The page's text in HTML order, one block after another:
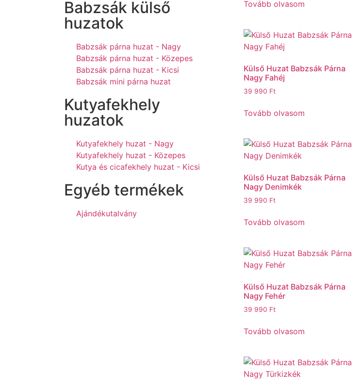
Babzsák külső
huzatok
Babzsák párna huzat - Nagy
Babzsák párna huzat - Közepes
Babzsák párna huzat - Kicsi
Babzsák mini párna huzat
Kutyafekhely
huzatok
Kutyafekhely huzat - Nagy
Kutyafekhely huzat - Közepes
Kutya és cicafekhely huzat - Kicsi
Egyéb termékek
Ajándékutalvány
Tovább olvasom
Külső Huzat Babzsák Párna
Nagy Fahéj
39 990 Ft
Tovább olvasom
Külső Huzat Babzsák Párna
Nagy Denimkék
39 990 Ft
Tovább olvasom
Külső Huzat Babzsák Párna
Nagy Fehér
39 990 Ft
Tovább olvasom